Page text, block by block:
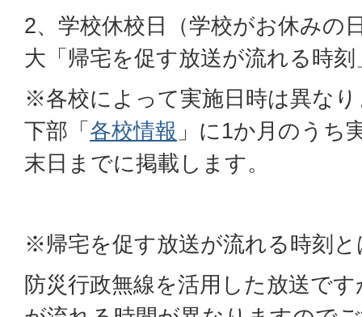
2、学校休校日（学校がお休みの
大「帰宅を促す放送が流れる時
※各校によって実施日時は異な
下部「 各校情報 」に1か月のうち
末日までに掲載します。
※帰宅を促す放送が流れる時刻と
防災行政無線を活用した放送で